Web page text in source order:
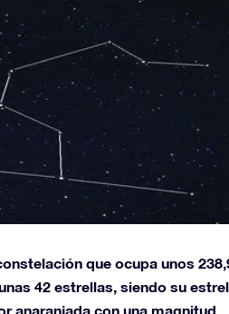
que ocupa unos
42 estrellas, siendo su
anaranjada con una magnitud